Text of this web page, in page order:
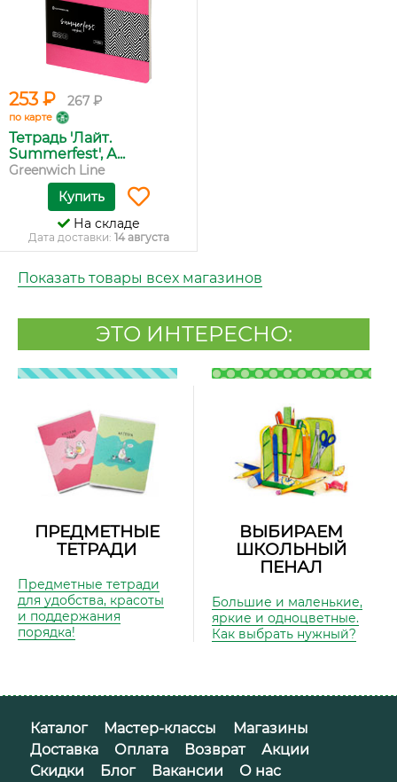
253 ₽ 267 ₽
по карте
Тетрадь 'Лайт.
Summerfest', А...
Greenwich Line
Купить
На складе
Дата доставки: 14 августа
Показать товары всех магазинов
ЭТО ИНТЕРЕСНО:
ПРЕДМЕТНЫЕ
ТЕТРАДИ
Предметные тетради
для удобства, красоты
и поддержания
порядка!
ВЫБИРАЕМ
ШКОЛЬНЫЙ
ПЕНАЛ
Большие и маленькие,
яркие и одноцветные.
Как выбрать нужный?
Каталог Мастер-классы
Магазины
Доставка
Оплата Возврат
Акции
Скидки
Блог Вакансии О нас